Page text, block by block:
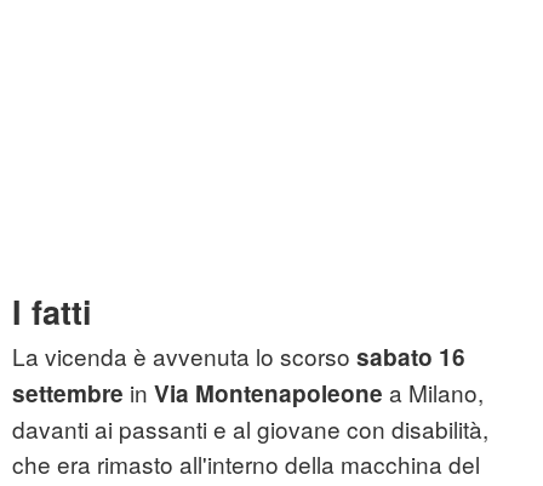
I fatti
La vicenda è avvenuta lo scorso sabato 16
settembre in Via Montenapoleone a Milano,
davanti ai passanti e al giovane con disabilità,
che era rimasto all'interno della macchina del